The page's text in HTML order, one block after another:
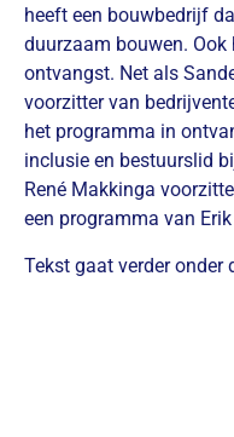
heeft een bouwbedrijf
duurzaam bouwen.
ontvangst. Net als
voorzitter van
het programma in
inclusie en bestuurslid
René Makkinga
een programma van Erik
Tekst gaat verder onder